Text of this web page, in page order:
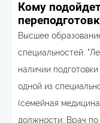
Кому
Высшее
специальностей:
наличии
одной из
(семейная
должности: Врач